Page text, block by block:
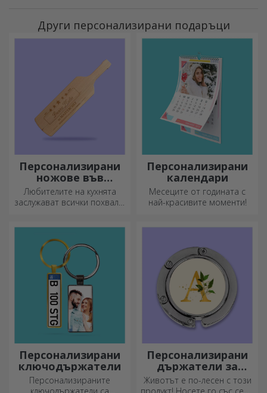
Други персонализирани подаръци
Персонализирани
ножове във
формата на
бутилка
Любителите на кухнята
заслужават всички похвали.
деликатеси.
Персонализирани
календари
Месеците от годината с
най-красивите моменти!
Персонализирани
ключодържатели
Персонализираните
Персонализирани
държатели за
чанти за маса
Животът е по-лесен с този